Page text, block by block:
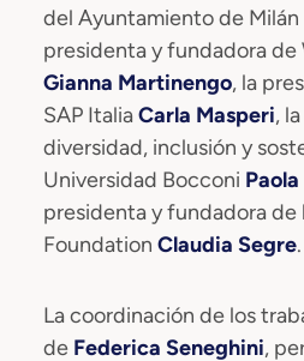
del Ayuntamiento de Milán
presidenta y fundadora de
Gianna Martinengo, la
SAP ItaliaCarla Masperi,
diversidad, inclusión y
Universidad Bocconi
presidenta y fundadora de
Foundation Claudia Segre.
La coordinación de los
de Federica Seneghini,